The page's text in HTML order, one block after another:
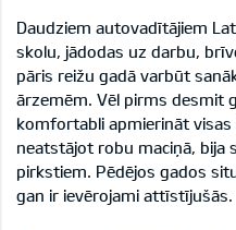
Daudziem autovadītājiem
skolu, jādodas uz darbu,
pāris reižu gadā varbūt
ārzemēm. Vēl pirms desmit
komfortabli apmierināt visas
neatstājot robu maciņā, bija
pirkstiem. Pēdējos gados
gan ir ievērojami attīstījušās.